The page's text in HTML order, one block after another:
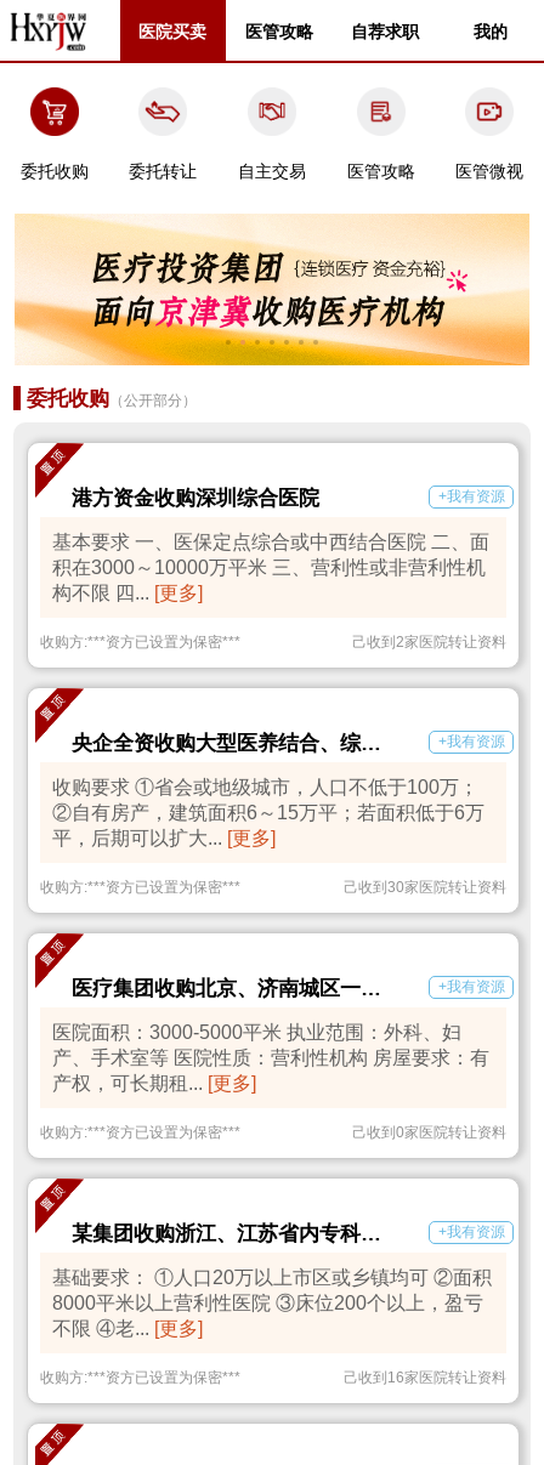
医院买卖 医管攻略 自荐求职 我的
委托收购 委托转让 自主交易 医管攻略 医管微视
委托收购 （公开部分）
港方资金收购深圳综合医院 +我有资源
基本要求 一、医保定点综合或中西结合医院 二、面
积在3000～10000万平米 三、营利性或非营利性机
构不限 四... [更多]
收购方:***资方已设置为保密*** 己收到2家医院转让资料
央企全资收购大型医养结合、综合医院 +我有资源
收购要求 ①省会或地级城市，人口不低于100万；
②自有房产，建筑面积6～15万平；若面积低于6万
平，后期可以扩大... [更多]
收购方:***资方已设置为保密*** 己收到30家医院转让资料
医疗集团收购北京、济南城区一级医院 +我有资源
医院面积：3000-5000平米 执业范围：外科、妇
产、手术室等 医院性质：营利性机构 房屋要求：有
产权，可长期租... [更多]
收购方:***资方已设置为保密*** 己收到0家医院转让资料
某集团收购浙江、江苏省内专科医院 +我有资源
基础要求： ①人口20万以上市区或乡镇均可 ②面积
8000平米以上营利性医院 ③床位200个以上，盈亏
不限 ④老... [更多]
收购方:***资方已设置为保密*** 己收到16家医院转让资料